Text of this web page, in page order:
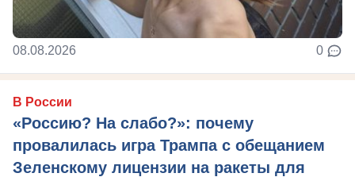
08.08.2026 0
В России
«Россию? На слабо?»: почему
провалилась игра Трампа с обещанием
Зеленскому лицензии на ракеты для